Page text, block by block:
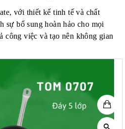
với thiết kế tinh tế và chất
sự bổ sung hoàn hảo cho mọi
công việc và tạo nên không gian